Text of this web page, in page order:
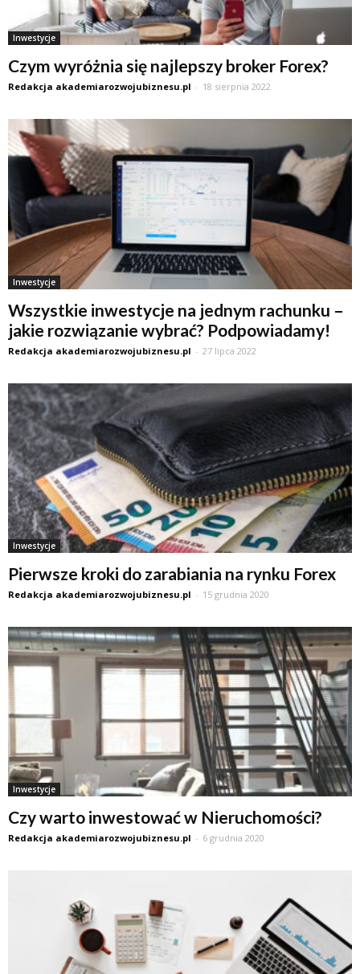
Inwestycje
Czym wyróżnia się najlepszy broker Forex?
Redakcja akademiarozwojubiznesu.pl - 18 sierpnia 2022
Inwestycje
Wszystkie inwestycje na jednym rachunku –
jakie rozwiązanie wybrać? Podpowiadamy!
Redakcja akademiarozwojubiznesu.pl - 27 lipca 2022
Inwestycje
Pierwsze kroki do zarabiania na rynku Forex
Redakcja akademiarozwojubiznesu.pl - 15 grudnia 2020
Inwestycje
Czy warto inwestować w Nieruchomości?
Redakcja akademiarozwojubiznesu.pl - 6 grudnia 2020